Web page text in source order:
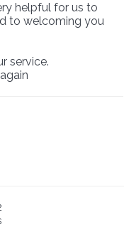
helpful for us to
to welcoming you
service.